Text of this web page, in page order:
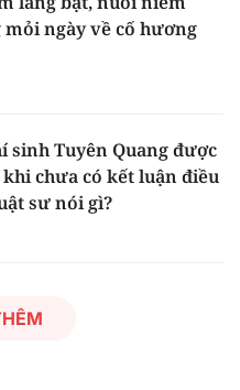
ngày về cố hương
sinh Tuyên Quang được
chưa có kết luận điều
sư nói gì?